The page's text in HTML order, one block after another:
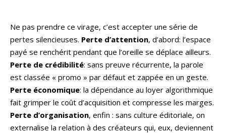
Ne pas prendre ce virage, c’est accepter une série de
pertes silencieuses. Perte d’attention, d’abord: l’espace
payé se renchérit pendant que l’oreille se déplace ailleurs.
Perte de crédibilité: sans preuve récurrente, la parole
est classée « promo » par défaut et zappée en un geste.
Perte économique: la dépendance au loyer algorithmique
fait grimper le coût d’acquisition et compresse les marges.
Perte d’organisation, enfin : sans culture éditoriale, on
externalise la relation à des créateurs qui, eux, deviennent